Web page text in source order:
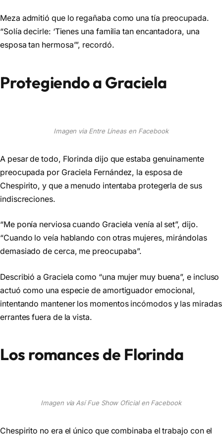
Meza admitió que lo regañaba como una tía preocupada.
“Solía decirle: ‘Tienes una familia tan encantadora, una
esposa tan hermosa’”, recordó.
Protegiendo a Graciela
Imagen via Entre Líneas en Facebook
A pesar de todo, Florinda dijo que estaba genuinamente
preocupada por Graciela Fernández, la esposa de
Chespirito, y que a menudo intentaba protegerla de sus
indiscreciones.
“Me ponía nerviosa cuando Graciela venía al set”, dijo.
“Cuando lo veía hablando con otras mujeres, mirándolas
demasiado de cerca, me preocupaba”.
Describió a Graciela como “una mujer muy buena”, e incluso
actuó como una especie de amortiguador emocional,
intentando mantener los momentos incómodos y las miradas
errantes fuera de la vista.
Los romances de Florinda
Imagen via Así Fue Show Oficial en Facebook
Chespirito no era el único que combinaba el trabajo con el